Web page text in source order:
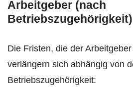
Arbeitgeber (nach
Betriebszugehörigkeit)
Die Fristen, die der
verlängern sich abhängig von
Betriebszugehörigkeit: